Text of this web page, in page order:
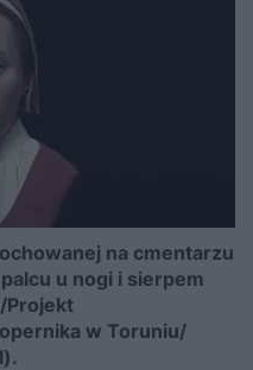
na cmentarzu
u nogi i sierpem
Projekt
w Toruniu/